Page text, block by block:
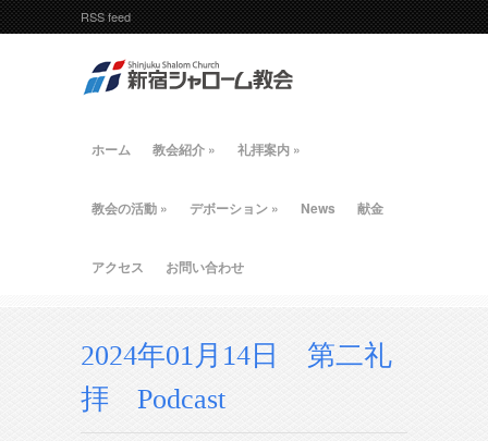
RSS feed
ホーム 教会紹介 » 礼拝案内 »
教会の活動 » デボーション » News 献金
アクセス お問い合わせ
2024年01月14日 第二礼
拝 Podcast